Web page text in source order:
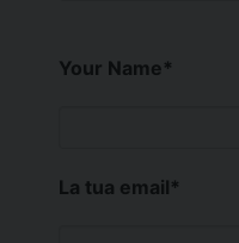
Your Name*
La tua email*